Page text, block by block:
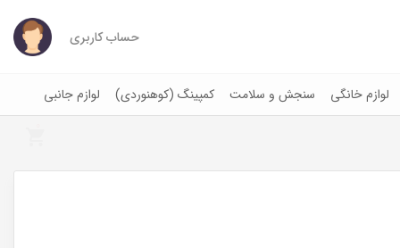
حساب کاربری
لوازم خانگی سنجش و سلامت کمپینگ (کوهنوردی) لوازم جانبی